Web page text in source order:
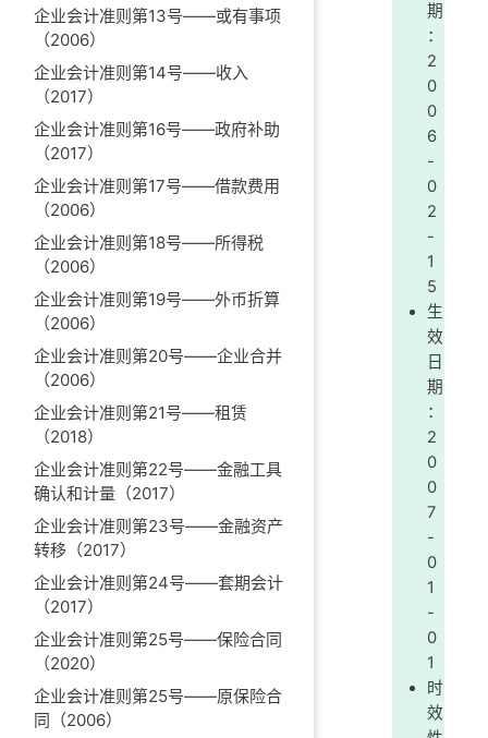
企业会计准则第13号——或有事项
（2006）
企业会计准则第14号——收入
（2017）
企业会计准则第16号——政府补助
（2017）
企业会计准则第17号——借款费用
（2006）
企业会计准则第18号——所得税
（2006）
企业会计准则第19号——外币折算
（2006）
企业会计准则第20号——企业合并
（2006）
企业会计准则第21号——租赁
（2018）
企业会计准则第22号——金融工具
确认和计量（2017）
企业会计准则第23号——金融资产
转移（2017）
企业会计准则第24号——套期会计
（2017）
企业会计准则第25号——保险合同
（2020）
企业会计准则第25号——原保险合
同（2006）
期
：
2
0
0
6
-
0
2
-
1
5
生
效
日
期
：
2
0
0
7
-
0
1
-
0
1
时
效